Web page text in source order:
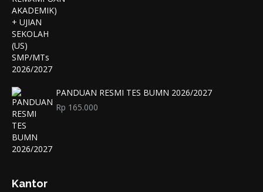
PANDUAN RESMI TES BUMN 2026/2027
Rp 165.000
Kantor